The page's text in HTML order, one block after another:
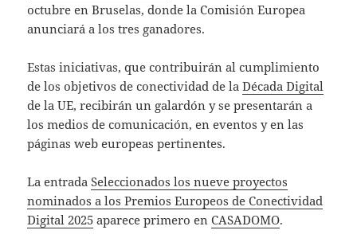
octubre en Bruselas, donde la Comisión Europea
anunciará a los tres ganadores.
Estas iniciativas, que contribuirán al cumplimiento
de los objetivos de conectividad de laDécada Digital
de la UE, recibirán un galardón y se presentarán a
los medios de comunicación, en eventos y en las
páginas web europeas pertinentes.
La entradaSeleccionados los nueve proyectos
nominados a los Premios Europeos de Conectividad
Digital 2025 aparece primero enCASADOMO.